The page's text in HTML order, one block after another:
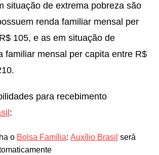
situação de extrema pobreza são
renda familiar mensal per
105, e as em situação de
familiar mensal per capita entre R$
para recebimento
:
o Bolsa Família: Auxílio Brasil será